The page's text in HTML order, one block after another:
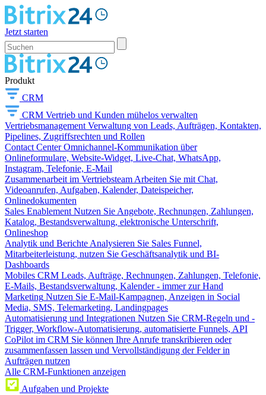
Jetzt starten
Produkt
CRM
CRM Vertrieb und Kunden mühelos verwalten
Vertriebsmanagement Verwaltung von Leads, Aufträgen, Kontakten,
Pipelines, Zugriffsrechten und Rollen
Contact Center Omnichannel-Kommunikation über
Onlineformulare, Website-Widget, Live-Chat, WhatsApp,
Instagram, Telefonie, E-Mail
Zusammenarbeit im Vertriebsteam Arbeiten Sie mit Chat,
Videoanrufen, Aufgaben, Kalender, Dateispeicher,
Onlinedokumenten
Sales Enablement Nutzen Sie Angebote, Rechnungen, Zahlungen,
Katalog, Bestandsverwaltung, elektronische Unterschrift,
Onlineshop
Analytik und Berichte Analysieren Sie Sales Funnel,
Mitarbeiterleistung, nutzen Sie Geschäftsanalytik und BI-
Dashboards
Mobiles CRM Leads, Aufträge, Rechnungen, Zahlungen, Telefonie,
E-Mails, Bestandsverwaltung, Kalender - immer zur Hand
Marketing Nutzen Sie E-Mail-Kampagnen, Anzeigen in Social
Media, SMS, Telemarketing, Landingpages
Automatisierung und Integrationen Nutzen Sie CRM-Regeln und -
Trigger, Workflow-Automatisierung, automatisierte Funnels, API
CoPilot im CRM Sie können Ihre Anrufe transkribieren oder
zusammenfassen lassen und Vervollständigung der Felder in
Aufträgen nutzen
Alle CRM-Funktionen anzeigen
Aufgaben und Projekte